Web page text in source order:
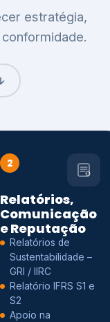
estratégia,
2
Relatórios,
Comunicação
e Reputação
Relatórios de
Sustentabilidade –
GRI / IIRC
Relatório IFRS S1 e
S2
Apoio na